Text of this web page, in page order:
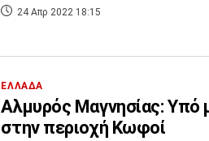
24 Απρ 2022 18:15
ΕΛΛΑΔΑ
Αλμυρός Μαγνησίας: Υπό
στην περιοχή Κωφοί